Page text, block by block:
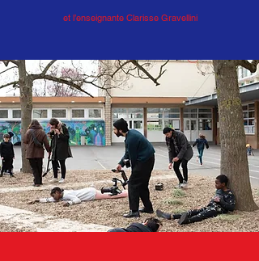
et l’enseignante Clarisse Gravellini